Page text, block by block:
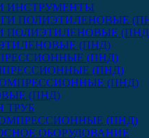
ИНСТРУМЕНТЫ
ПОЛИЭТИЛЕНОВЫЕ
(ПНД)
(ПНД)
(ПНД)
(ПНД)
(ПНД)
ТРУБ
(ПНД)